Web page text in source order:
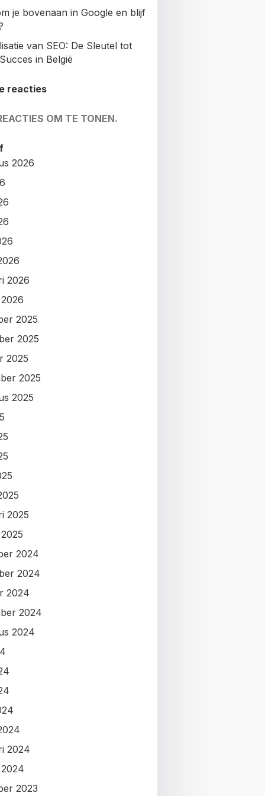
je bovenaan in Google en blijf
van SEO: De Sleutel tot
in België
reacties
OM TE TONEN.
2026
2026
2025
2025
2025
2025
2025
2025
2024
2024
2024
2024
2024
2024
2023